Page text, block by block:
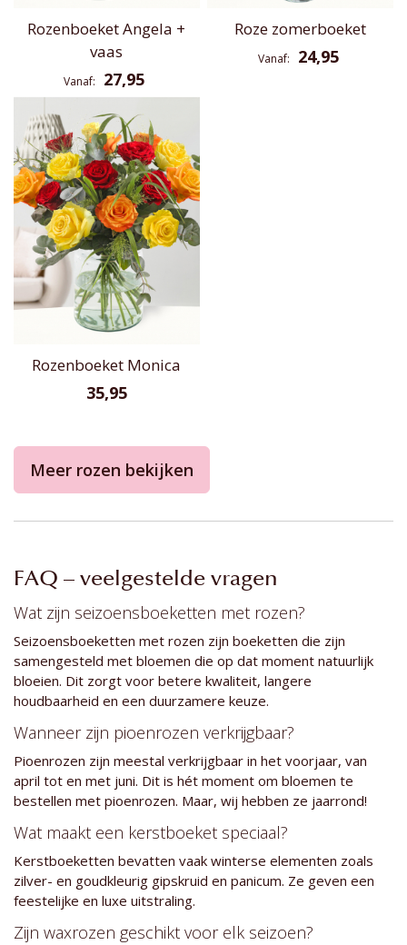
Rozenboeket Angela +
vaas
Vanaf 27,95
Roze zomerboeket
Vanaf 24,95
Rozenboeket Monica
35,95
Meer rozen bekijken
FAQ – veelgestelde vragen
Wat zijn seizoensboeketten met rozen?
Seizoensboeketten met rozen zijn boeketten die zijn
samengesteld met bloemen die op dat moment natuurlijk
bloeien. Dit zorgt voor betere kwaliteit, langere
houdbaarheid en een duurzamere keuze.
Wanneer zijn pioenrozen verkrijgbaar?
Pioenrozen zijn meestal verkrijgbaar in het voorjaar, van
april tot en met juni. Dit is hét moment om bloemen te
bestellen met pioenrozen. Maar, wij hebben ze jaarrond!
Wat maakt een kerstboeket speciaal?
Kerstboeketten bevatten vaak winterse elementen zoals
zilver- en goudkleurig gipskruid en panicum. Ze geven een
feestelijke en luxe uitstraling.
Zijn waxrozen geschikt voor elk seizoen?